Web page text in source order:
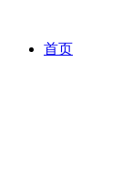
首页